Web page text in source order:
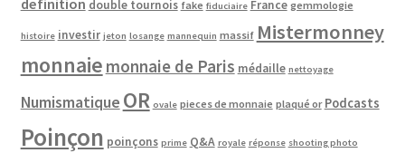
double tournois fake fiduciaire France gemmologie
histoire investir jeton losange mannequin massif Mistermonney
monnaie monnaie de Paris médaille nettoyage
Numismatique OR ovale pieces de monnaie plaqué or Podcasts
Poinçon poinçons prime Q&A royale réponse shooting photo